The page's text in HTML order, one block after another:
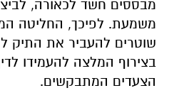
מבססים חשד לכאורה,
משמעת. לפיכך, החליטה
שוטרים להעביר את התיק
בצירוף המלצה להעמידו
הצעדים המתבקשים.